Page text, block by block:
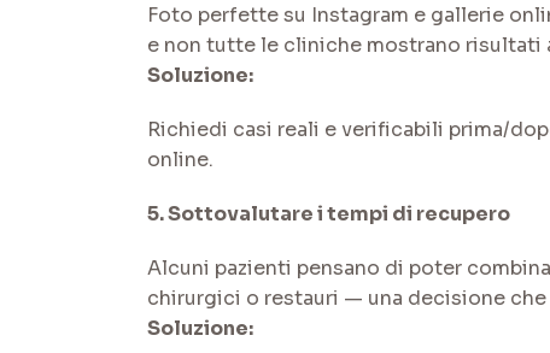
Foto perfette su Instagram e gallerie
e non tutte le cliniche mostrano risultati
Soluzione:
Richiedi casi reali e verificabili prima/
online.
5. Sottovalutare i tempi di recupero
Alcuni pazienti pensano di poter
chirurgici o restauri — una decisione
Soluzione: